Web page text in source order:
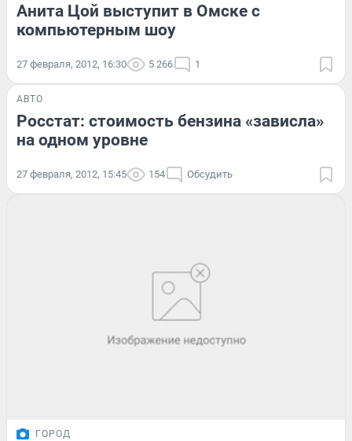
Анита Цой выступит в Омске с
компьютерным шоу
27 февраля, 2012, 16:30 5 266 1
АВТО
Росстат: стоимость бензина «зависла»
на одном уровне
27 февраля, 2012, 15:45 154 Обсудить
ГОРОД